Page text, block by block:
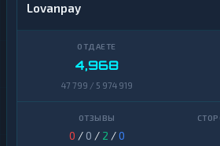
Lovanpay
4,968
47 799 / 5 974 919
0 / 0 / 2 /0